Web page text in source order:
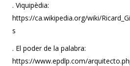
. Viquipèdia:
https://ca.wikipedia.org/wiki/
s
. El poder de la palabra:
https://www.epdlp.com/